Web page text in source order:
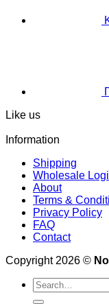
Like us
Information
Shipping
Wholesale
About
Terms &
Privacy Policy
FAQ
Contact
Copyright 2026 ©
Search
for: